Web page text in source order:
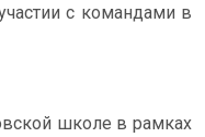
с командами в
школе в рамках